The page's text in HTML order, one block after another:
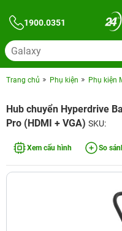
1900.0351
Trang chủ Phụ kiện Phụ kiện
Hub chuyển Hyperdrive
Pro (HDMI + VGA) SKU:
Xem cấu hình So